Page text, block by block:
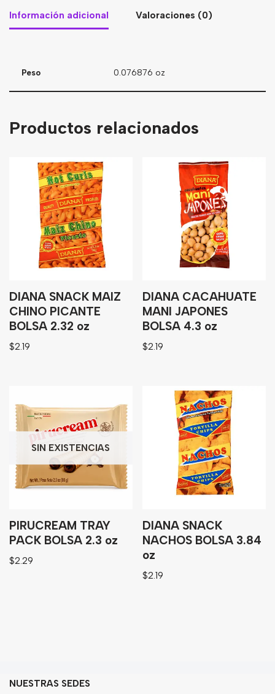
Información adicional Valoraciones (0)
Peso 0.076876 oz
Productos relacionados
DIANA SNACK MAIZ
CHINO PICANTE
BOLSA 2.32 oz
$2.19
DIANA CACAHUATE
MANI JAPONES
BOLSA 4.3 oz
$2.19
SIN EXISTENCIAS
PIRUCREAM TRAY
PACK BOLSA 2.3 oz
$2.29
DIANA SNACK
NACHOS BOLSA 3.84
oz
$2.19
NUESTRAS SEDES